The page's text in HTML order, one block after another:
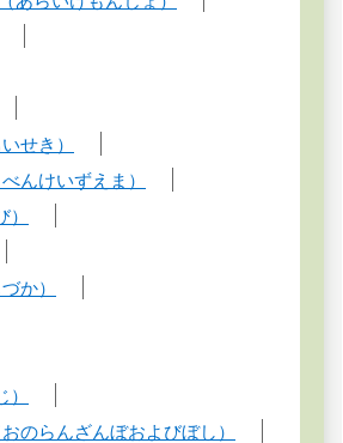
せき）
んけいずえま）
か）
のらんざんぼおよびぼし）